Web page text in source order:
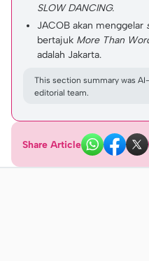
SLOW DANCING.
JACOB akan menggelar
bertajuk More Than
adalah Jakarta.
This section summary was
editorial team.
Share Article